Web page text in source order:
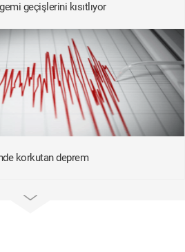
geçişlerini kısıtlıyor
korkutan deprem